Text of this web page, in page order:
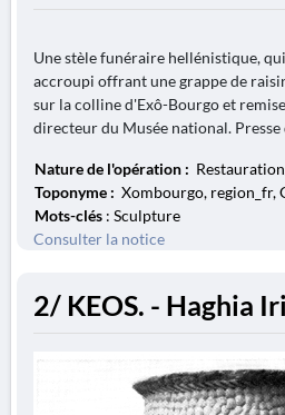
Une stèle funéraire hellénistique,
accroupi offrant une grappe de
sur la colline d'Exô-Bourgo et
directeur du Musée national. Presse
Nature de l'opération :
Toponyme : Xombourgo, region_fr,
Mots-clés : Sculpture
Consulter la notice
2/ KEOS. - Haghia